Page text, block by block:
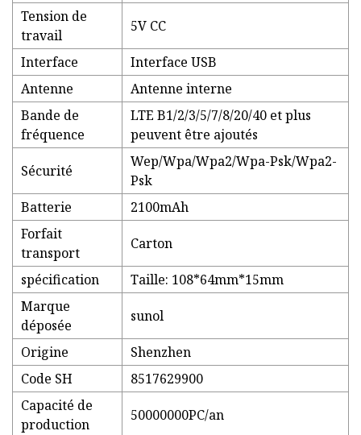
Tension de
travail
5V CC
Interface
Interface USB
Antenne
Antenne interne
Bande de
fréquence
LTE B1/2/3/5/7/8/20/40 et plus
peuvent être ajoutés
Sécurité
Wep/Wpa/Wpa2/Wpa-Psk/Wpa2-
Psk
Batterie
2100mAh
Forfait
transport
Carton
spécification
Taille: 108*64mm*15mm
Marque
déposée
sunol
Origine
Shenzhen
Code SH
8517629900
Capacité de
production
50000000PC/an